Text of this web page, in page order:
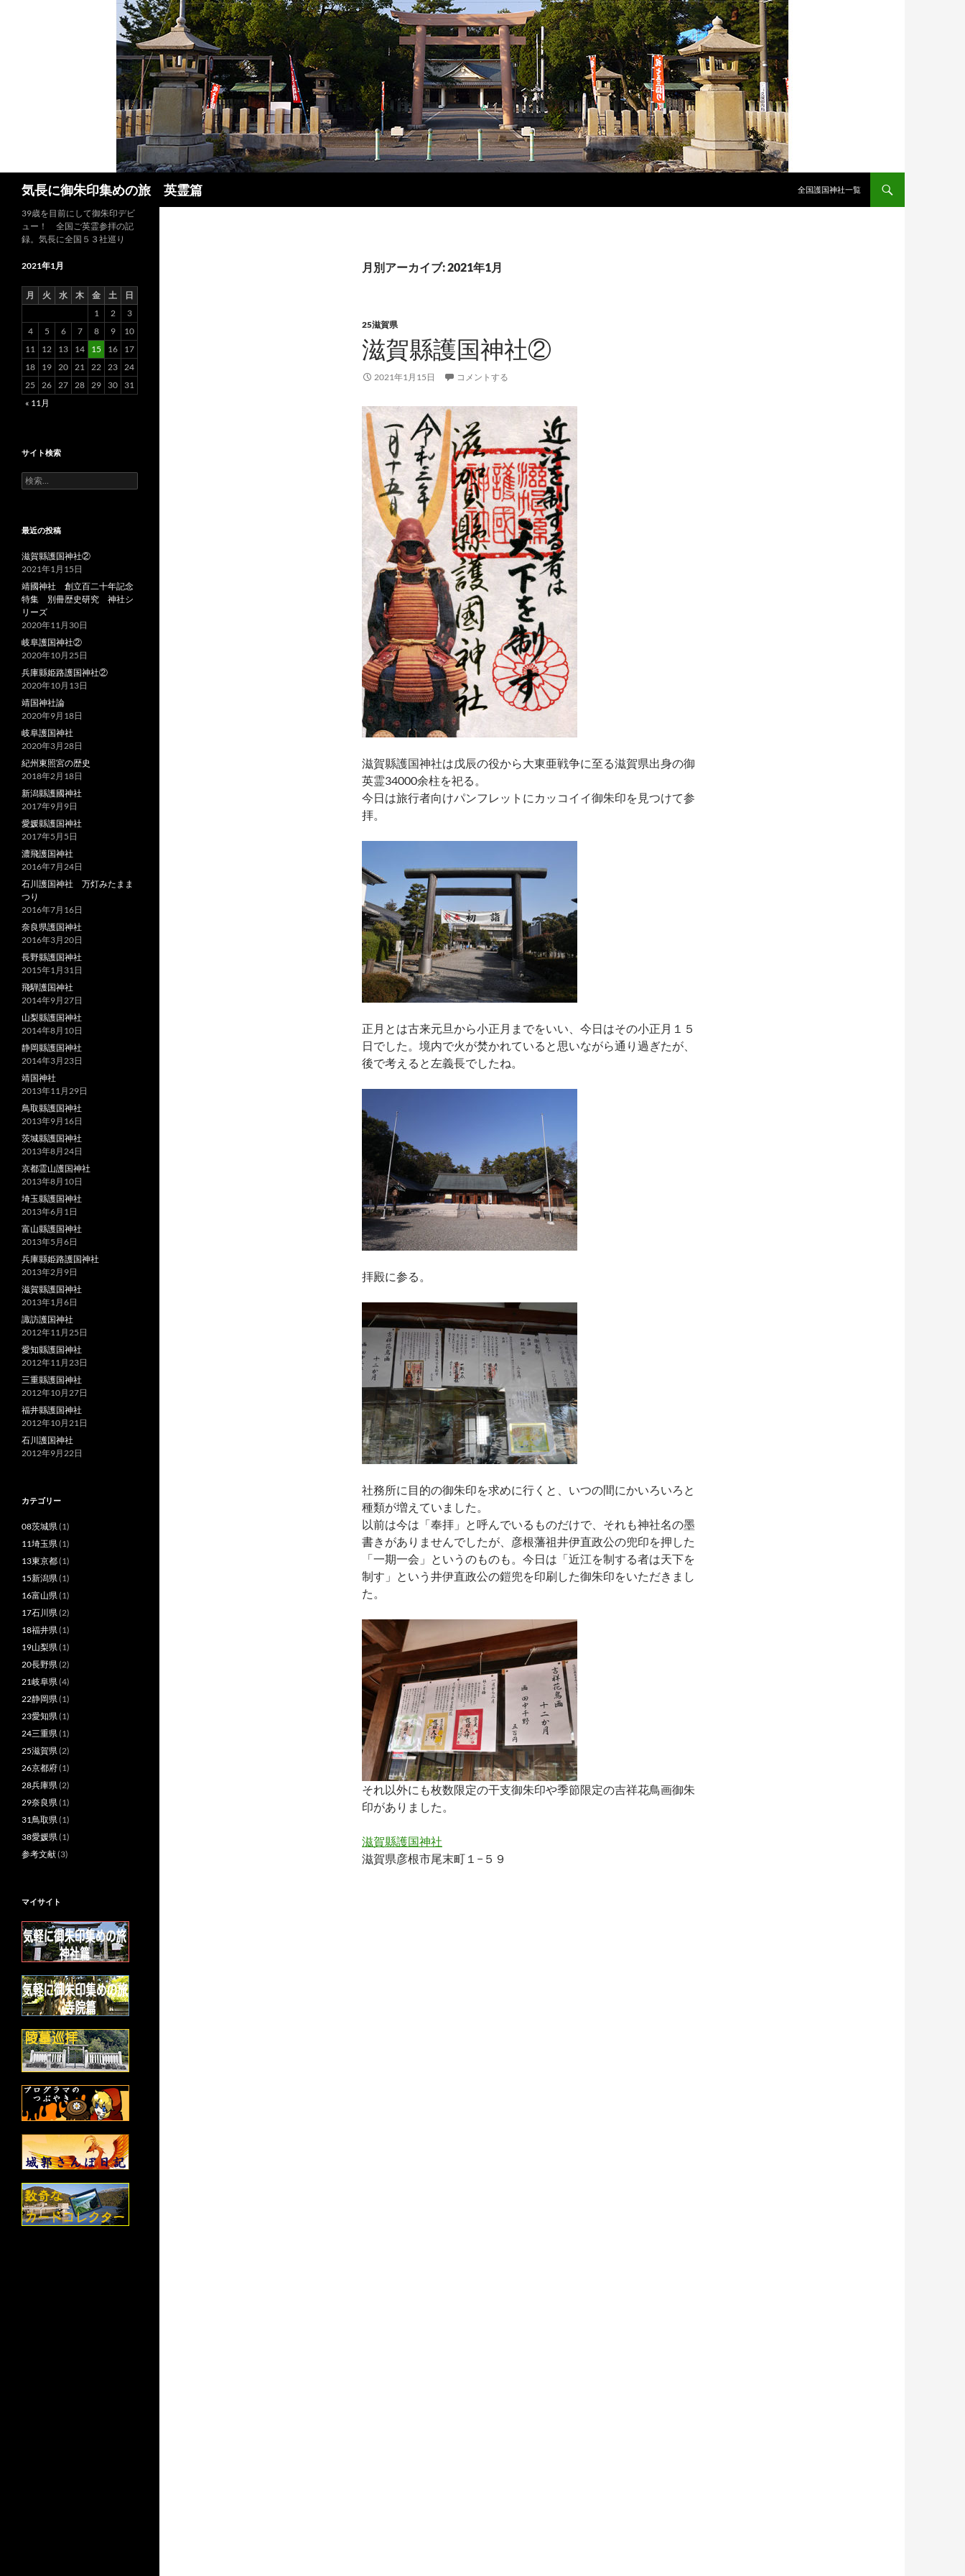
気長に御朱印集めの旅 英霊篇 全国護国神社一覧
月別アーカイブ: 2021年1月
25滋賀県
滋賀縣護国神社②
2021年1月15日 コメントする
滋賀縣護国神社は戊辰の役から大東亜戦争に至る滋賀県出身の御
英霊34000余柱を祀る。
今日は旅行者向けパンフレットにカッコイイ御朱印を見つけて参
拝。
正月とは古来元旦から小正月までをいい、今日はその小正月１５
日でした。境内で火が焚かれていると思いながら通り過ぎたが、
後で考えると左義長でしたね。
拝殿に参る。
社務所に目的の御朱印を求めに行くと、いつの間にかいろいろと
種類が増えていました。
以前は今は「奉拝」と呼んでいるものだけで、それも神社名の墨
書きがありませんでしたが、彦根藩祖井伊直政公の兜印を押した
「一期一会」というのものも。今日は「近江を制する者は天下を
制す」という井伊直政公の鎧兜を印刷した御朱印をいただきまし
た。
それ以外にも枚数限定の干支御朱印や季節限定の吉祥花鳥画御朱
印がありました。
滋賀縣護国神社
滋賀県彦根市尾末町１−５９
39歳を目前にして御朱印デビ
ュー！ 全国ご英霊参拝の記
録。気長に全国５３社巡り
2021年1月
月 火 水 木 金 土
日
1
2
3
4
5 6 7 8 9
10
11
12 13 14 15 16
17
18
19 20 21 22 23 24
25
26 27 28 29 30
31
« 11月
サイト検索
検
索:
最近の投稿
滋賀縣護国神社②
2021年1月15日
靖國神社 創立百二十年記念
特集 別冊歴史研究 神社シ
リーズ
2020年11月30日
岐阜護国神社②
2020年10月25日
兵庫縣姫路護国神社②
2020年10月13日
靖国神社論
2020年9月18日
岐阜護国神社
2020年3月28日
紀州東照宮の歴史
2018年2月18日
新潟縣護國神社
2017年9月9日
愛媛縣護国神社
2017年5月5日
濃飛護国神社
2016年7月24日
石川護国神社 万灯みたまま
つり
2016年7月16日
奈良県護国神社
2016年3月20日
長野縣護国神社
2015年1月31日
飛騨護国神社
2014年9月27日
山梨縣護国神社
2014年8月10日
静岡縣護国神社
2014年3月23日
靖国神社
2013年11月29日
鳥取縣護国神社
2013年9月16日
茨城縣護国神社
2013年8月24日
京都霊山護国神社
2013年8月10日
埼玉縣護国神社
2013年6月1日
富山縣護国神社
2013年5月6日
兵庫縣姫路護国神社
2013年2月9日
滋賀縣護国神社
2013年1月6日
諏訪護国神社
2012年11月25日
愛知縣護国神社
2012年11月23日
三重縣護国神社
2012年10月27日
福井縣護国神社
2012年10月21日
石川護国神社
2012年9月22日
カテゴリー
08茨城県(1)
11埼玉県(1)
13東京都(1)
15新潟県(1)
16富山県(1)
17石川県(2)
18福井県(1)
19山梨県(1)
20長野県(2)
21岐阜県(4)
22静岡県(1)
23愛知県(1)
24三重県(1)
25滋賀県(2)
26京都府(1)
28兵庫県(2)
29奈良県(1)
31鳥取県(1)
38愛媛県(1)
参考文献(3)
マイサイト